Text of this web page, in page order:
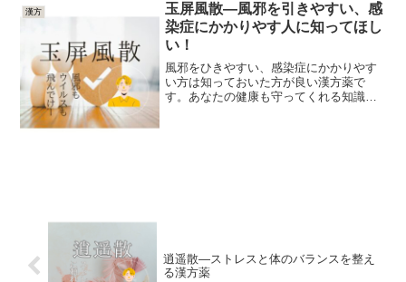
漢方
玉屏風散—風邪を引きやすい、感
染症にかかりやす人に知ってほし
い！
風邪をひきやすい、感染症にかかりやす
い方は知っておいた方が良い漢方薬で
す。あなたの健康も守ってくれる知識に
逍遥散—ストレスと体のバランスを整え
る漢方薬